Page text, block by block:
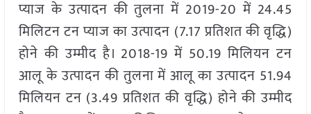
प्याज के उत्पादन की तुलना में 2019-20 में 24.45
मिलिटन टन प्याज का उत्पादन (7.17 प्रतिशत की वृद्धि)
होने की उम्मीद है। 2018-19 में 50.19 मिलियन टन
आलू के उत्पादन की तुलना में आलू का उत्पादन 51.94
मिलियन टन (3.49 प्रतिशत की वृद्धि) होने की उम्मीद